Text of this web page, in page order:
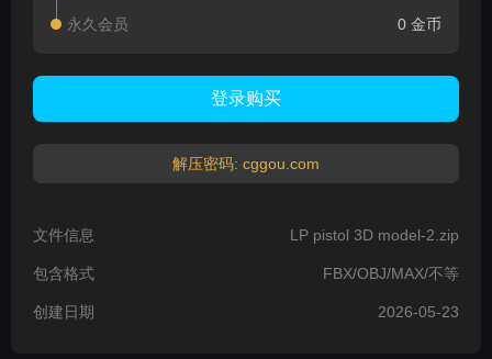
永久会员 0 金币
登录购买
解压密码: cggou.com
文件信息 LP pistol 3D model-2.zip
包含格式 FBX/OBJ/MAX/不等
创建日期 2026-05-23